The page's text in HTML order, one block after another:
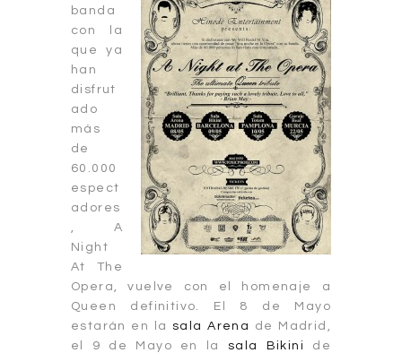
banda
con la
que ya
han
disfrut
ado
más
de
60.000
espect
adores
, A
Night
At The
Opera, vuelve con el homenaje a
Queen definitivo. El 8 de Mayo
estarán en la sala Arena
de Madrid,
el 9 de Mayo en la sala Bikini
de